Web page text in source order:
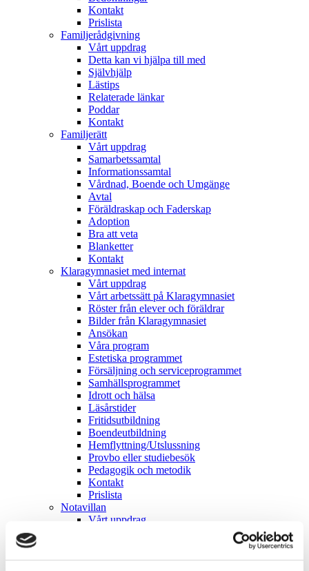
Kontakt
Prislista
Familjerådgivning
Vårt uppdrag
Detta kan vi hjälpa till med
Självhjälp
Lästips
Relaterade länkar
Poddar
Kontakt
Familjerätt
Vårt uppdrag
Samarbetssamtal
Informationssamtal
Vårdnad, Boende och Umgänge
Avtal
Föräldraskap och Faderskap
Adoption
Bra att veta
Blanketter
Kontakt
Klaragymnasiet med internat
Vårt uppdrag
Vårt arbetssätt på Klaragymnasiet
Röster från elever och föräldrar
Bilder från Klaragymnasiet
Ansökan
Våra program
Estetiska programmet
Försäljning och serviceprogrammet
Samhällsprogrammet
Idrott och hälsa
Läsårstider
Fritidsutbildning
Boendeutbildning
Hemflyttning/Utslussning
Provbo eller studiebesök
Pedagogik och metodik
Kontakt
Prislista
Notavillan
Vårt uppdrag